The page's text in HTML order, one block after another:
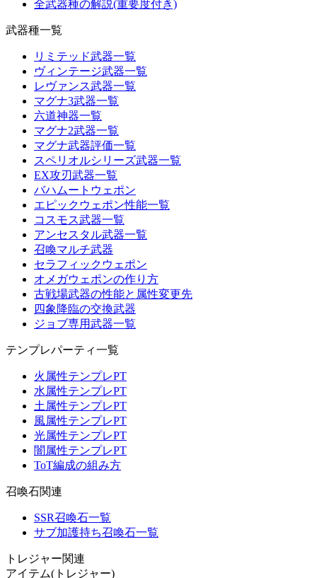
全武器種の解説(重要度付き)
武器種一覧
リミテッド武器一覧
ヴィンテージ武器一覧
レヴァンス武器一覧
マグナ3武器一覧
六道神器一覧
マグナ2武器一覧
マグナ武器評価一覧
スペリオルシリーズ武器一覧
EX攻刃武器一覧
バハムートウェポン
エピックウェポン性能一覧
コスモス武器一覧
アンセスタル武器一覧
召喚マルチ武器
セラフィックウェポン
オメガウェポンの作り方
古戦場武器の性能と属性変更先
四象降臨の交換武器
ジョブ専用武器一覧
テンプレパーティ一覧
火属性テンプレPT
水属性テンプレPT
土属性テンプレPT
風属性テンプレPT
光属性テンプレPT
闇属性テンプレPT
ToT編成の組み方
召喚石関連
SSR召喚石一覧
サブ加護持ち召喚石一覧
トレジャー関連
アイテム(トレジャー)